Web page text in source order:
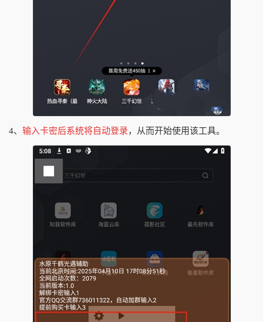
4、 输入卡密后系统将自动登录，从而开始使用该工具。